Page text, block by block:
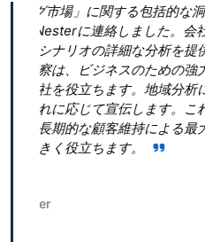
包括的な洞
した。会社
な分析を提供
のための強力
。地域分析に
します。これ
持による最大
Research
とって最良の決
ん。 私たちは「
ぎたいと考えて
青写真を作成す
は、従うべき勝
ビゲートするの